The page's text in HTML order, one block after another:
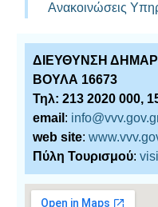
Ανακοινώσεις
ΔΙΕΥΘΥΝΣΗ
ΒΟΥΛΑ 16673
Τηλ: 213 2020 000,
email :
web site:
Πύλη Τουρισμού: